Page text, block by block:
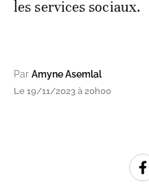
les services sociaux.
Par Amyne Asemlal
Le 19/11/2023 à 20h00